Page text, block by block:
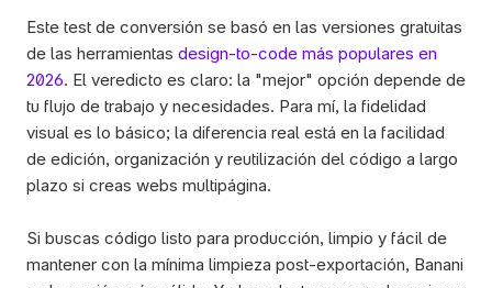
Este test de conversión se basó en las versiones gratuitas
de las herramientas design-to-code más populares en
2026. El veredicto es claro: la "mejor" opción depende de
tu flujo de trabajo y necesidades. Para mí, la fidelidad
visual es lo básico; la diferencia real está en la facilidad
de edición, organización y reutilización del código a largo
plazo si creas webs multipágina.
Si buscas código listo para producción, limpio y fácil de
mantener con la mínima limpieza post-exportación, Banani